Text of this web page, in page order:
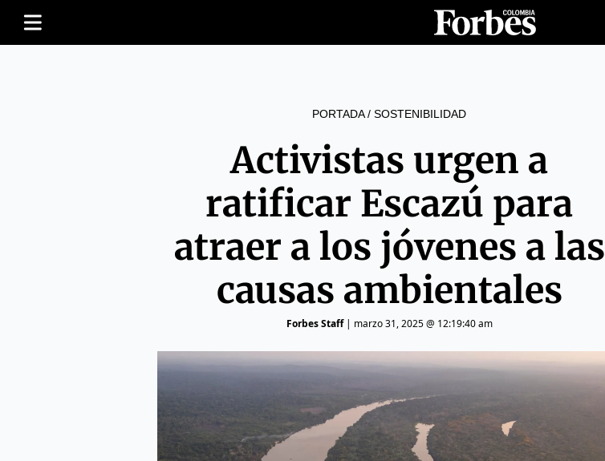
PORTADA/ SOSTENIBILIDAD
Activistas urgen a
ratificar Escazú para
atraer a los jóvenes a las
causas ambientales
Forbes Staff| marzo 31, 2025 @ 12:19:40 am